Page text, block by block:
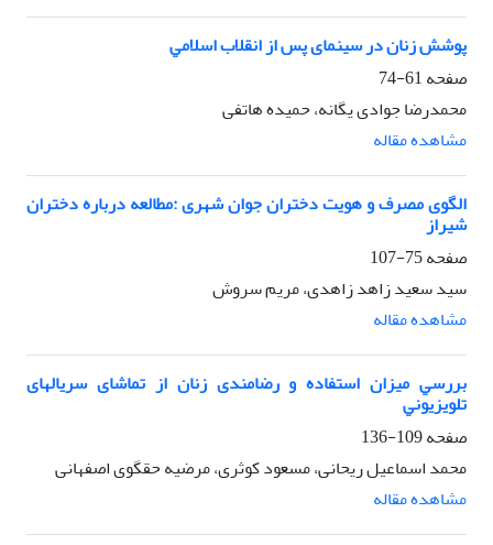
ﭘﻮﺷﺶ زﻧﺎن در سینمای ﭘﺲ از اﻧﻘﻼب اﺳﻼﻣﻲ
صفحه61-74
محمدرضا جوادی یگانه، حمیده هاتفی
مشاهده مقاله
اﻟﮕﻮی ﻣﺼﺮف و هویت دﺧﺘﺮان ﺟﻮان شهری :ﻣﻄﺎﻟﻌﻪ درباره دختران
شیراز
صفحه75-107
سید سعید زاهد زاهدی، مریم سروش
مشاهده مقاله
ﺑﺮرﺳﻲ میزان اﺳﺘﻔﺎده و رضامندی زﻧﺎن از ﺗﻤﺎﺷﺎی سریالهای
ﺗﻠﻮﻳﺰﻳﻮﻧﻲ
صفحه109-136
محمد اسماعیل ریحانی، مسعود کوثری، مرضیه حقگوی اصفهانی
مشاهده مقاله